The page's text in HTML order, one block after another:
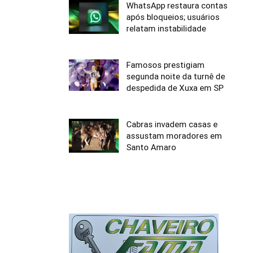
WhatsApp restaura contas
após bloqueios; usuários
relatam instabilidade
Famosos prestigiam
segunda noite da turnê de
despedida de Xuxa em SP
Cabras invadem casas e
assustam moradores em
Santo Amaro